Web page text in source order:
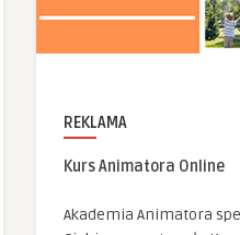
REKLAMA
Kurs Animatora Online
Akademia Animatora